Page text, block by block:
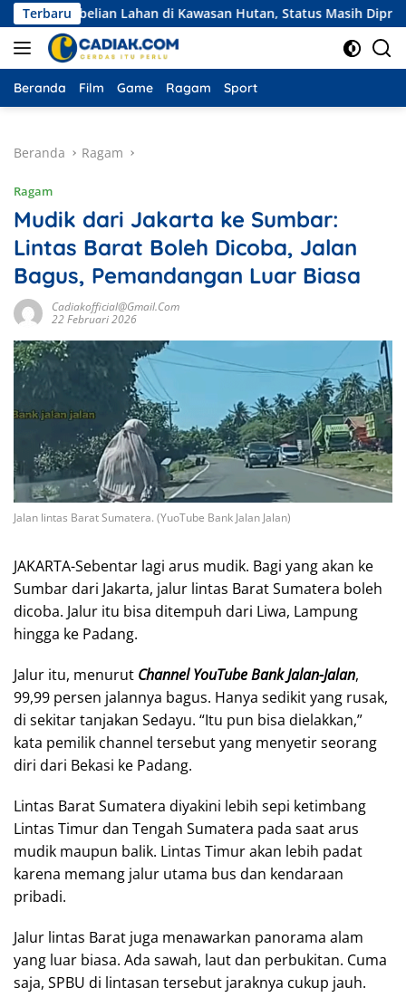
Langsung
ke
konten
TerbaruLahan di Kawasan Hutan, Status Masih Diproses
Beranda Film Game Ragam Sport
Beranda Ragam
Ragam
Mudik dari Jakarta ke Sumbar:
Lintas Barat Boleh Dicoba, Jalan
Bagus, Pemandangan Luar Biasa
Cadiakofficial@gmail.com
22 Februari 2026
Jalan lintas Barat Sumatera. (YuoTube Bank Jalan Jalan)
JAKARTA-Sebentar lagi arus mudik. Bagi yang akan ke
Sumbar dari Jakarta, jalur lintas Barat Sumatera boleh
dicoba. Jalur itu bisa ditempuh dari Liwa, Lampung
hingga ke Padang.
Jalur itu, menurut Channel YouTube Bank Jalan-Jalan,
99,99 persen jalannya bagus. Hanya sedikit yang rusak,
di sekitar tanjakan Sedayu. “Itu pun bisa dielakkan,”
kata pemilik channel tersebut yang menyetir seorang
diri dari Bekasi ke Padang.
Lintas Barat Sumatera diyakini lebih sepi ketimbang
Lintas Timur dan Tengah Sumatera pada saat arus
mudik maupun balik. Lintas Timur akan lebih padat
karena memang jalur utama bus dan kendaraan
pribadi.
Jalur lintas Barat juga menawarkan panorama alam
yang luar biasa. Ada sawah, laut dan perbukitan. Cuma
saja, SPBU di lintasan tersebut jaraknya cukup jauh.